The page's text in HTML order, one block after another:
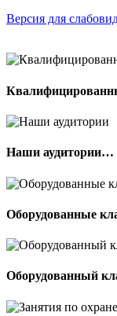
Версия для
Наши аудитории…
Оборудованные
Оборудованный